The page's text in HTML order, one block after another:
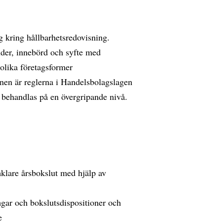
kring hållbarhetsredovisning.
innebörd och syfte med
företagsformer
är reglerna i Handelsbolagslagen
på en övergripande nivå.
årsbokslut med hjälp av
och bokslutsdispositioner och